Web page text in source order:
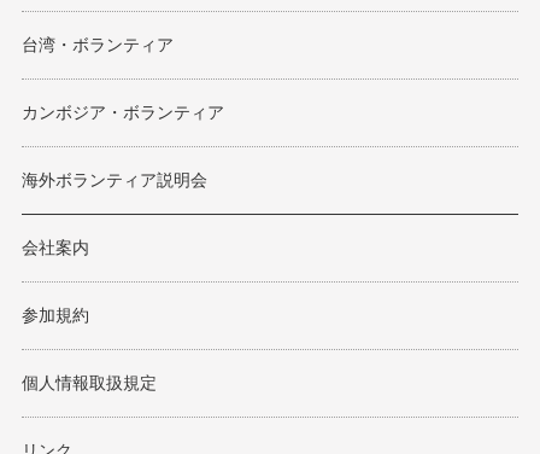
台湾・ボランティア
カンボジア・ボランティア
海外ボランティア説明会
会社案内
参加規約
個人情報取扱規定